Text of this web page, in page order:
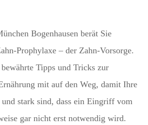
Bogenhausen berät Sie
Prophylaxe – der Zahn-Vorsorge.
Tipps und Tricks zur
mit auf den Weg, damit Ihre
und stark sind, dass ein Eingriff vom
gar nicht erst notwendig wird.